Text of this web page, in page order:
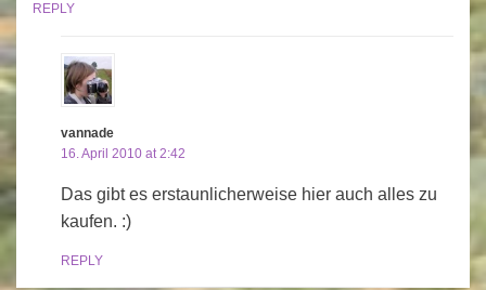
REPLY
vannade
16. April 2010 at 2:42
Das gibt es erstaunlicherweise hier auch alles zu
kaufen. :)
REPLY